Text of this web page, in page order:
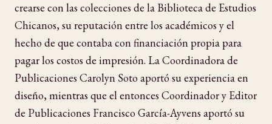
crearse con las colecciones de la Biblioteca de Estudios
Chicanos, su reputación entre los académicos y el
hecho de que contaba con financiación propia para
pagar los costos de impresión. La Coordinadora de
Publicaciones Carolyn Soto aportó su experiencia en
diseño, mientras que el entonces Coordinador y Editor
de Publicaciones Francisco García-Ayvens aportó su